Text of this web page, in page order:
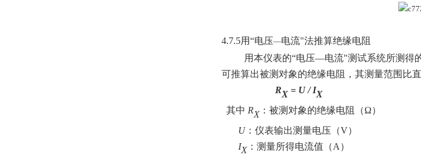
4.7.5用“电压—电流"法推算绝缘电阻
用本仪表的“电压—电流"测试系统所测得
可推算出被测对象的绝缘电阻，其测量范围比
RX = U / IX
其中 RX ：被测对象的绝缘电阻（Ω）
U：仪表输出测量电压（V）
IX ：测量所得电流值（A ）